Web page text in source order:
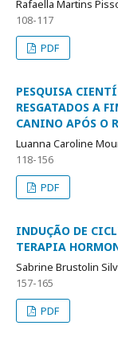
Rafaella Martins
108-117
PDF
PESQUISA
RESGATADOS A
CANINO APÓS O
Luanna Caroline
118-156
PDF
INDUÇÃO DE
TERAPIA
Sabrine Brustolin
157-165
PDF